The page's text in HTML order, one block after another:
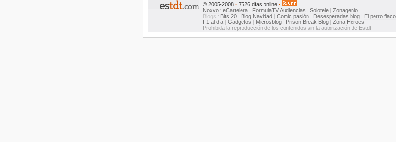
© 2005-2008 · 7526 días online ·
Noxvo : eCartelera | FormulaTVAudiencias | Solotele | Zonagenio
Blogs : Bits 20 | Blog Navidad | Comic pasión | Desesperadas blog | El perro flaco
F1 al día | Gadgetos | Microsblog | Prison Break Blog | Zona Heroes
Prohibida la reproducción de los contenidos sin la autorización de Estdt